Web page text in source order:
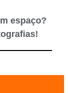
espaço?